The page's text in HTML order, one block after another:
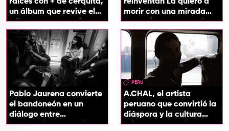
un álbum que revive el
origen de sus canciones
morir con una mirada
entre el flamenco y el
soul
Pablo Jaurena convierte
el bandoneón en un
diálogo entre
generaciones con el
PERU
A.CHAL, el artista
peruano que convirtió la
diáspora y la cultura
chicha en su sonido